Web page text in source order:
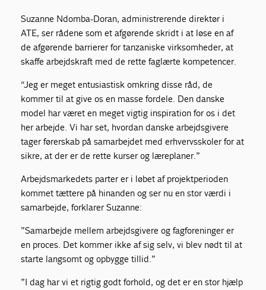
Suzanne Ndomba-Doran, administrerende direktør i
ATE, ser rådene som et afgørende skridt i at løse en af
de afgørende barrierer for tanzaniske virksomheder, at
skaffe arbejdskraft med de rette faglærte kompetencer.
“Jeg er meget entusiastisk omkring disse råd, de
kommer til at give os en masse fordele. Den danske
model har været en meget vigtig inspiration for os i det
her arbejde. Vi har set, hvordan danske arbejdsgivere
tager førerskab på samarbejdet med erhvervsskoler for at
sikre, at der er de rette kurser og læreplaner.”
Arbejdsmarkedets parter er i løbet af projektperioden
kommet tættere på hinanden og ser nu en stor værdi i
samarbejde, forklarer Suzanne:
”Samarbejde mellem arbejdsgivere og fagforeninger er
en proces. Det kommer ikke af sig selv, vi blev nødt til at
starte langsomt og opbygge tillid.”
”I dag har vi et rigtig godt forhold, og det er en stor hjælp